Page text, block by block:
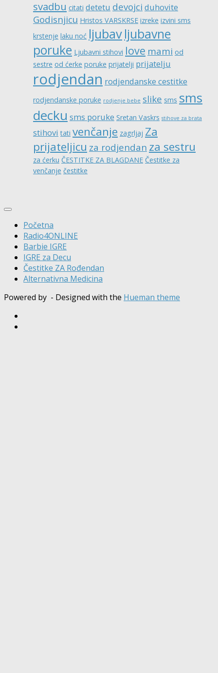
svadbu citati detetu devojci duhovite
Godisnjicu Hristos VARSKRSE izreke izvini sms
krstenje laku noć ljubavljubavne
poruke Ljubavni stihovi love mami od
sestre od ćerke poruke prijatelji prijatelju
rodjendan rodjendanske cestitke
rodjendanske poruke rodjenje bebe slike sms sms
decku sms poruke Sretan Vaskrs stihove za brata
stihovi tati venčanje zagrljaj Za
prijateljicu za rodjendan za sestru
za ćerku ČESTITKE ZA BLAGDANE Čestitke za
venčanje čestitke
Početna
Radio4ONLINE
Barbie IGRE
IGRE za Decu
Čestitke ZA Rođendan
Alternativna Medicina
Powered by - Designed with the Hueman theme